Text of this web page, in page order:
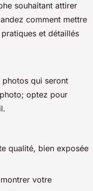
souhaitant attirer
comment mettre
et détaillés
photos qui seront
optez pour
qualité, bien exposée
votre